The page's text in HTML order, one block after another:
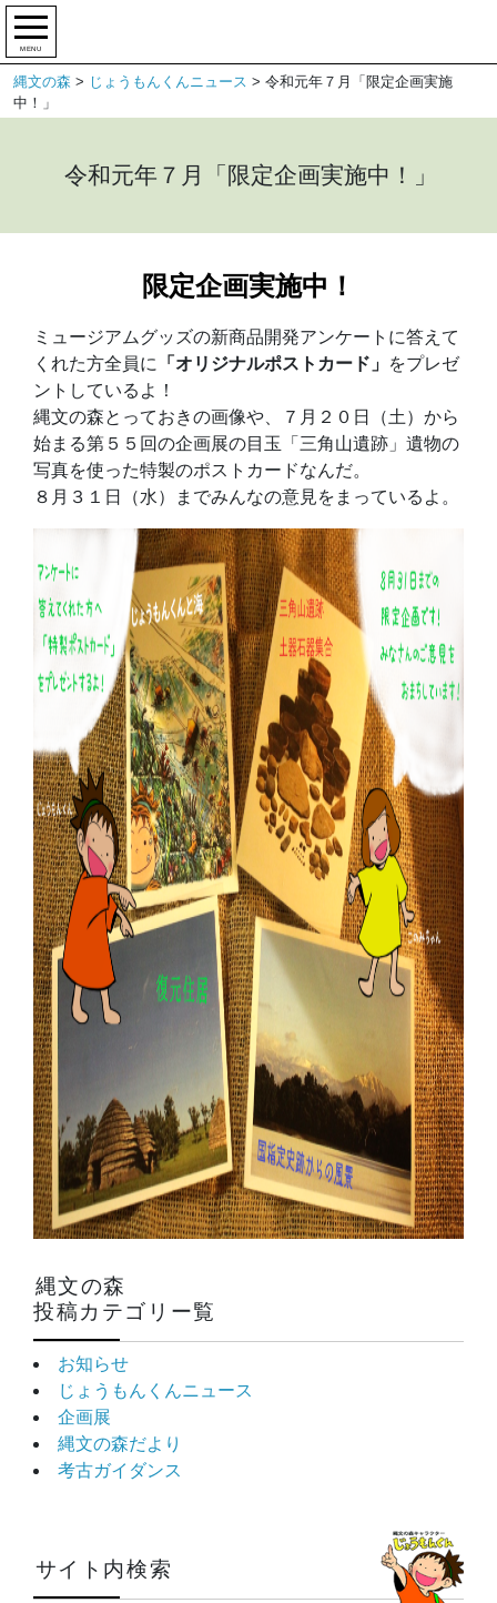
MENU
縄文の森 > じょうもんくんニュース > 令和元年７月「限定企画実施
中！」
令和元年７月「限定企画実施中！」
縄文の森
投稿カテゴリー覧
お知らせ
じょうもんくんニュース
企画展
縄文の森だより
考古ガイダンス
サイト内検索
限定企画実施中！
ミュージアムグッズの新商品開発アンケートに答えて
くれた方全員に
「オリジナルポストカード」 をプレゼ
ントしているよ！
縄文の森とっておきの画像や、７月２０日（土）から
始まる第５５回の企画展の目玉「三角山遺跡」遺物の
写真を使った特製のポストカードなんだ。
８月３１日（水）までみんなの意見をまっているよ。